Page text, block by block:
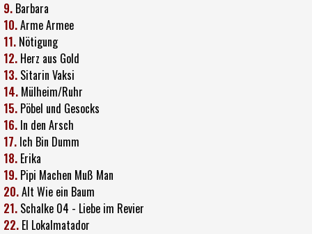
9. Barbara
10.Arme Armee
11. Nötigung
12. Herz aus Gold
13. Sitarin Vaksi
14. Mülheim/Ruhr
15. Pöbel und Gesocks
16. In den Arsch
17. Ich Bin Dumm
18. Erika
19. Pipi Machen Muß Man
20.Alt Wie ein Baum
21. Schalke 04 - Liebe im Revier
22. El Lokalmatador